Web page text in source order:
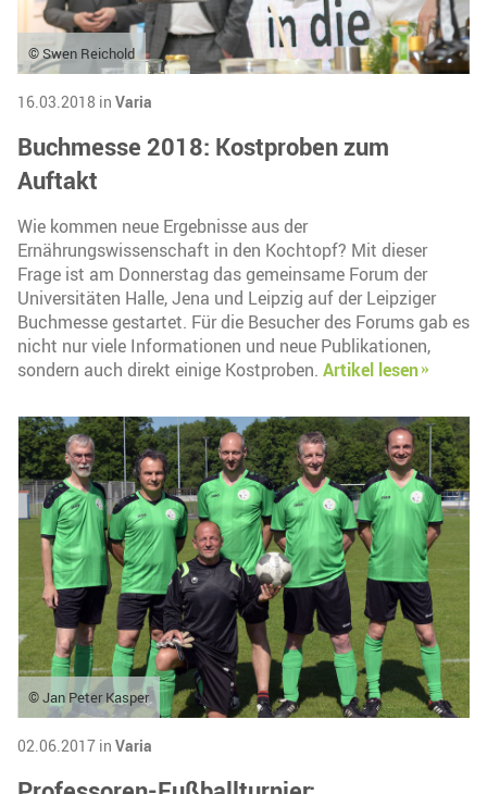
© Swen Reichold
16.03.2018 in Varia
Buchmesse 2018: Kostproben zum
Auftakt
Wie kommen neue Ergebnisse aus der
Ernährungswissenschaft in den Kochtopf? Mit dieser
Frage ist am Donnerstag das gemeinsame Forum der
Universitäten Halle, Jena und Leipzig auf der Leipziger
Buchmesse gestartet. Für die Besucher des Forums gab es
nicht nur viele Informationen und neue Publikationen,
sondern auch direkt einige Kostproben. Artikel lesen
© Jan Peter Kasper
02.06.2017 in Varia